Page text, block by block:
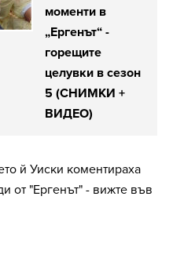
моменти в
„Ергенът“ -
горещите
целувки в сезон
5 (СНИМКИ +
ВИДЕО)
й Уиски коментираха
от "Ергенът" - вижте във